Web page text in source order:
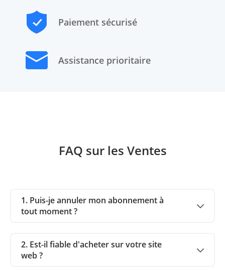
Paiement sécurisé
Assistance prioritaire
FAQ sur les Ventes
1. Puis-je annuler mon abonnement à
tout moment ?
2. Est-il fiable d'acheter sur votre site
web ?